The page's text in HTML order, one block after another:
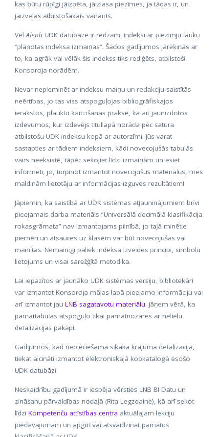
kas būtu rūpīgi jāizpēta, jāizlasa piezīmes, ja tādas ir, un
jāizvēlas atbilstošākais variants.
Vēl Aleph UDK datubāzē ir redzami indeksi ar piezīmju lauku
“plānotas indeksa izmaiņas”. Šādos gadījumos jārēķinās ar
to, ka agrāk vai vēlāk šis indekss tiks rediģēts, atbilstoši
Konsorcija norādēm.
Nevar nepieminēt ar indeksu maiņu un redakciju saistītās
neērtības, jo tas viss atspoguļojas bibliogrāfiskajos
ierakstos, plauktu kārtošanas praksē, kā arī jaunizdotos
izdevumos, kur izdevējs titullapā norāda pēc satura
atbilstošu UDK indeksu kopā ar autorzīmi. Jūs varat
sastapties ar tādiem indeksiem, kādi novecojušās tabulās
vairs neeksistē, tāpēc sekojiet līdzi izmaiņām un esiet
informēti, jo, turpinot izmantot novecojušus materiālus, mēs
maldinām lietotāju ar informācijas izguves rezultātiem!
Jāpiemin, ka saistībā ar UDK sistēmas atjauninājumiem brīvi
pieejamais darba materiāls “Universālā decimālā klasifikācija:
rokasgrāmata” nav izmantojams pilnībā, jo tajā minētie
piemēri un atsauces uz klasēm var būt novecojušas vai
mainītas. Nemainīgi paliek indeksa izveides principi, simbolu
lietojums un visai sarežģītā metodika.
Lai iepazītos ar jaunāko UDK sistēmas versiju, bibliotekāri
var izmantot Konsorcija mājas lapā pieejamo informāciju vai
arī izmantot jau LNB sagatavotu materiālu. Jāņem vērā, ka
pamattabulas atspoguļo tikai pamatnozares ar nelielu
detalizācijas pakāpi.
Gadījumos, kad nepieciešama sīkāka krājuma detalizācija,
tiekat aicināti izmantot elektroniskajā kopkatalogā esošo
UDK datubāzi.
Neskaidrību gadījumā ir iespēja vērsties LNB BI Datu un
zināšanu pārvaldības nodaļā (Rita Legzdaine), kā arī sekot
līdzi Kompetenču attīstības centra aktuālajam lekciju
piedāvājumam un apgūt vai atsvaidzināt pamatus